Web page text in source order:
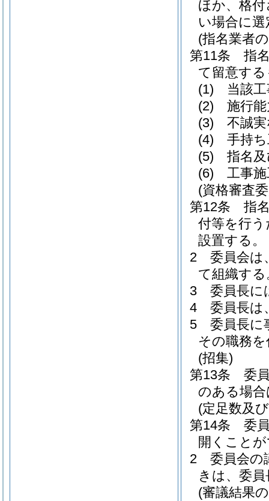
ほか、格
い場合に
(指名業者
第11条
指
て留意す
(1)
当該
(2)
施行
(3)
不誠
(4)
手持
(5)
指名
(6)
工事
(資格審査
第12条
指
付等を行
設置する。
2
委員会は
て組織する
3
委員長に
4
委員長は
5
委員長に
その職務
(招集)
第13条
委
のある場
(定足数及
第14条
委
開くこと
2
委員会の
きは、委
(審議結果